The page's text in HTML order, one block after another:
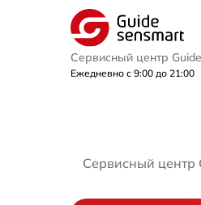
Сервисный центр Guide
Ежедневно с 9:00 до 21:00
Сервисный центр